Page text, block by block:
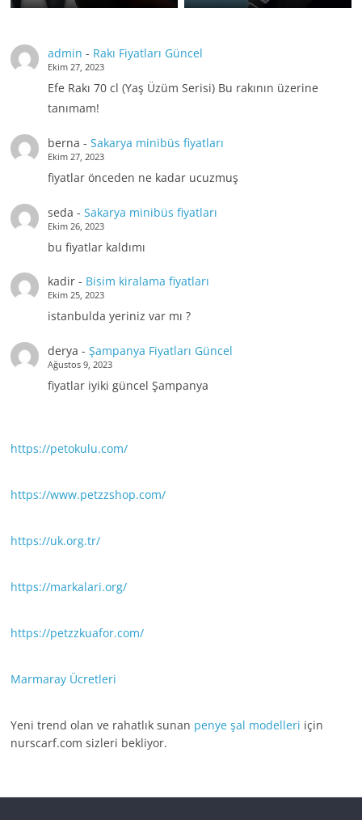
admin - Rakı Fiyatları Güncel
Ekim 27, 2023
Efe Rakı 70 cl (Yaş Üzüm Serisi) Bu rakının üzerine
tanımam!
berna - Sakarya minibüs fiyatları
Ekim 27, 2023
fiyatlar önceden ne kadar ucuzmuş
seda - Sakarya minibüs fiyatları
Ekim 26, 2023
bu fiyatlar kaldımı
kadir- Bisim kiralama fiyatları
Ekim 25, 2023
istanbulda yeriniz var mı ?
derya - Şampanya Fiyatları Güncel
Ağustos 9, 2023
fiyatlar iyiki güncel Şampanya
https://petokulu.com/
https://www.petzzshop.com/
https://uk.org.tr/
https://markalari.org/
https://petzzkuafor.com/
Marmaray Ücretleri
Yeni trend olan ve rahatlık sunan penye şal modelleri için
nurscarf.com sizleri bekliyor.